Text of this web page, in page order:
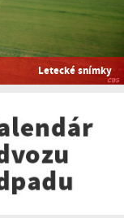
Letecké snímky